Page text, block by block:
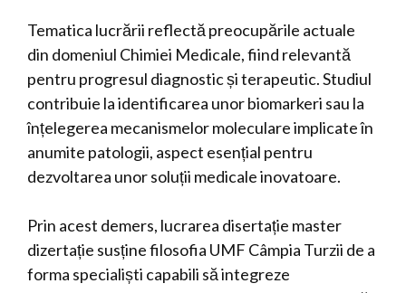
Tematica lucrării reflectă preocupările actuale
din domeniul Chimiei Medicale, fiind relevantă
pentru progresul diagnostic și terapeutic. Studiul
contribuie la identificarea unor biomarkeri sau la
înțelegerea mecanismelor moleculare implicate în
anumite patologii, aspect esențial pentru
dezvoltarea unor soluții medicale inovatoare.
Prin acest demers, lucrarea disertație master
dizertație susține filosofia UMF Câmpia Turzii de a
forma specialiști capabili să integreze